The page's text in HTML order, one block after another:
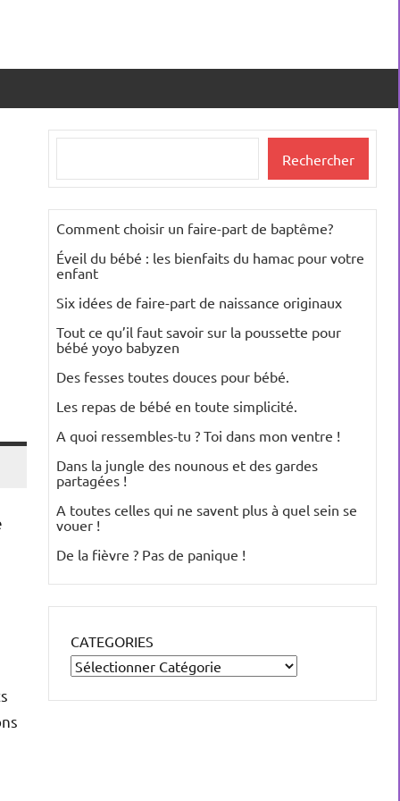
Rechercher
Comment choisir un faire-part de baptême?
Éveil du bébé : les bienfaits du hamac pour votre
enfant
Six idées de faire-part de naissance originaux
Tout ce qu’il faut savoir sur la poussette pour
bébé yoyo babyzen
Des fesses toutes douces pour bébé.
Les repas de bébé en toute simplicité.
A quoi ressembles-tu ? Toi dans mon ventre !
Dans la jungle des nounous et des gardes
partagées !
A toutes celles qui ne savent plus à quel sein se
vouer !
De la fièvre ? Pas de panique !
CATEGORIES